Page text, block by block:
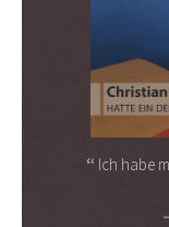
Ich habe